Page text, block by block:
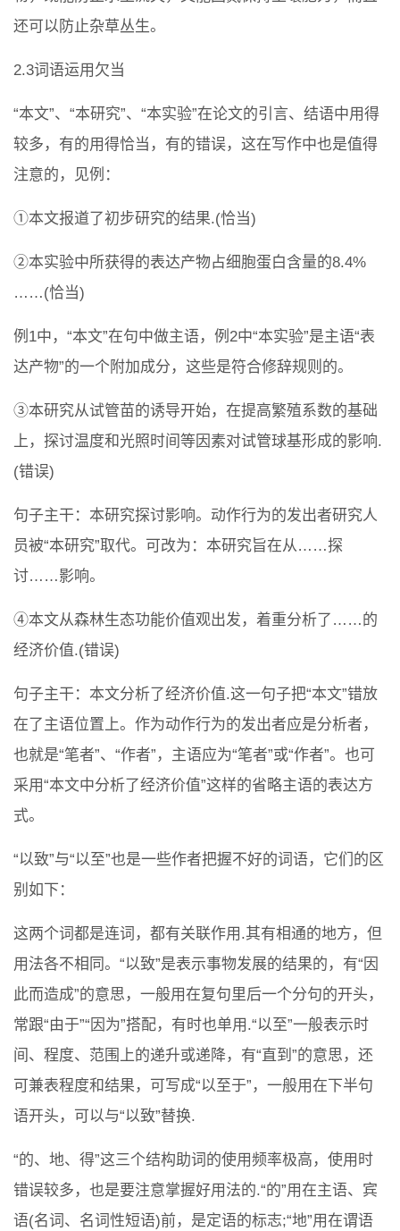
还可以防止杂草丛生。
2.3词语运用欠当
“本文”、“本研究”、“本实验”在论文的引言、结语中用得
较多，有的用得恰当，有的错误，这在写作中也是值得
注意的，见例：
①本文报道了初步研究的结果.(恰当)
②本实验中所获得的表达产物占细胞蛋白含量的8.4%
……(恰当)
例1中，“本文”在句中做主语，例2中“本实验”是主语“表
达产物”的一个附加成分，这些是符合修辞规则的。
③本研究从试管苗的诱导开始，在提高繁殖系数的基础
上，探讨温度和光照时间等因素对试管球基形成的影响.
(错误)
句子主干：本研究探讨影响。动作行为的发出者研究人
员被“本研究”取代。可改为：本研究旨在从……探
讨……影响。
④本文从森林生态功能价值观出发，着重分析了……的
经济价值.(错误)
句子主干：本文分析了经济价值.这一句子把“本文”错放
在了主语位置上。作为动作行为的发出者应是分析者，
也就是“笔者”、“作者”，主语应为“笔者”或“作者”。也可
采用“本文中分析了经济价值”这样的省略主语的表达方
式。
“以致”与“以至”也是一些作者把握不好的词语，它们的区
别如下：
这两个词都是连词，都有关联作用.其有相通的地方，但
用法各不相同。“以致”是表示事物发展的结果的，有“因
此而造成”的意思，一般用在复句里后一个分句的开头，
常跟“由于”“因为”搭配，有时也单用.“以至”一般表示时
间、程度、范围上的递升或递降，有“直到”的意思，还
可兼表程度和结果，可写成“以至于”，一般用在下半句
语开头，可以与“以致”替换.
“的、地、得”这三个结构助词的使用频率极高，使用时
错误较多，也是要注意掌握好用法的.“的”用在主语、宾
语(名词、名词性短语)前，是定语的标志;“地”用在谓语